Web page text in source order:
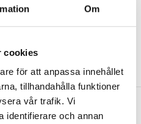
Om
cookies
för att anpassa innehållet
tillhandahålla funktioner
vår trafik. Vi
identifierare och annan